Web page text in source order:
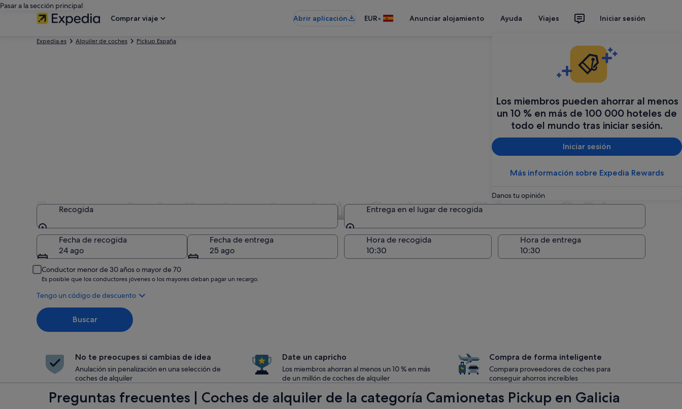
Pasar a la sección principal
Comprar viaje
Abrir aplicación EUR• Anunciar alojamiento Ayuda Viajes Iniciar sesión
Los miembros pueden ahorrar al menos
un 10 % en más de 100 000 hoteles de
todo el mundo tras iniciar sesión.
Iniciar sesión
Más información sobre Expedia Rewards
Danos tu opinión
Expedia.es Alquiler de coches Pickup España
Empresas de alquiler de coches de tipo Camionetas Pickup en Galicia
Recogida
Recogida
Entrega en el lugar de recogida
Entrega en el lugar de recogida
Fecha de recogida
24 ago
Fecha de entrega
25 ago
Hora de recogida Hora de entrega
Conductor menor de 30 años o mayor de 70
Es posible que los conductores jóvenes o los mayores deban pagar un recargo.
Tengo un código de descuento
Buscar
No te preocupes si cambias de idea
Anulación sin penalización en una selección de
coches de alquiler
Date un capricho
Los miembros ahorran al menos un 10 % en más
de un millón de coches de alquiler
Compra de forma inteligente
Compara proveedores de coches para
conseguir ahorros increíbles
Preguntas frecuentes | Coches de alquiler de la categoría Camionetas Pickup en Galicia